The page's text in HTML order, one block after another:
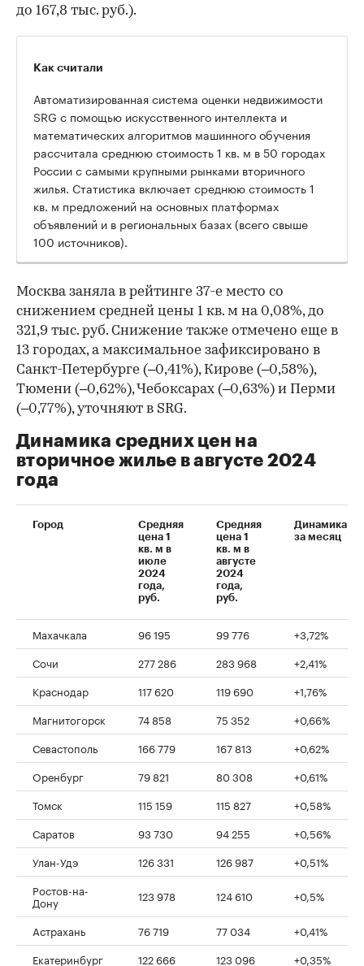
до 167,8 тыс. руб.).
Как считали
Автоматизированная система оценки недвижимости
SRG с помощью искусственного интеллекта и
математических алгоритмов машинного обучения
рассчитала среднюю стоимость 1 кв. м в 50 городах
России с самыми крупными рынками вторичного
жилья. Статистика включает среднюю стоимость 1
кв. м предложений на основных платформах
объявлений и в региональных базах (всего свыше
100 источников).
Москва заняла в рейтинге 37-е место со
снижением средней цены 1 кв. м на 0,08%, до
321,9 тыс. руб. Снижение также отмечено еще в
13 городах, а максимальное зафиксировано в
Санкт-Петербурге (–0,41%), Кирове (–0,58%),
Тюмени (–0,62%), Чебоксарах (–0,63%) и Перми
(–0,77%), уточняют в SRG.
Динамика средних цен на
вторичное жилье в августе 2024
года
Город
Средняя
цена 1
кв. м в
июле
2024
года,
руб.
Средняя
цена 1
кв. м в
августе
2024
года,
руб.
Динамика
за месяц
Махачкала 96 195 99 776
+3,72%
Сочи
277 286 283 968
+2,41%
Краснодар
117 620 119 690
+1,76%
Магнитогорск
74 858 75 352
+0,66%
Севастополь
166 779 167 813
+0,62%
Оренбург
79 821 80 308
+0,61%
Томск
115 159 115 827
+0,58%
Саратов
93 730 94 255
+0,56%
Улан-Удэ
126 331 126 987
+0,51%
Ростов-на-
Дону 123 978 124 610 +0,5%
Астрахань 76 719 77 034
+0,41%
Екатеринбург
122 666 123 096
+0,35%